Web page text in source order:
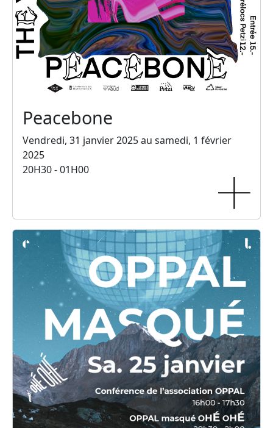
Peacebone
Vendredi, 31 janvier 2025 au samedi, 1 février
2025
20H30 - 01H00